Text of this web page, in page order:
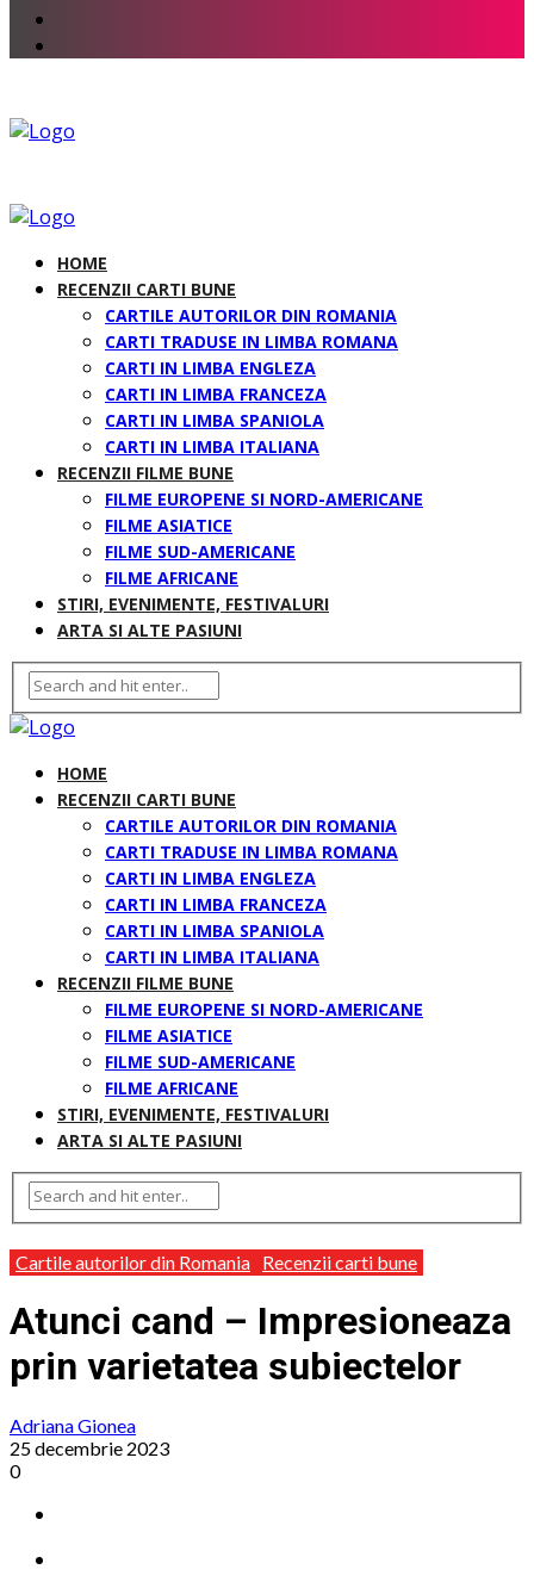
HOME
RECENZII CARTI BUNE
CARTILE AUTORILOR DIN ROMANIA
CARTI TRADUSE IN LIMBA ROMANA
CARTI IN LIMBA ENGLEZA
CARTI IN LIMBA FRANCEZA
CARTI IN LIMBA SPANIOLA
CARTI IN LIMBA ITALIANA
RECENZII FILME BUNE
FILME EUROPENE SI NORD-AMERICANE
FILME ASIATICE
FILME SUD-AMERICANE
FILME AFRICANE
STIRI, EVENIMENTE, FESTIVALURI
ARTA SI ALTE PASIUNI
HOME
RECENZII CARTI BUNE
CARTILE AUTORILOR DIN ROMANIA
CARTI TRADUSE IN LIMBA ROMANA
CARTI IN LIMBA ENGLEZA
CARTI IN LIMBA FRANCEZA
CARTI IN LIMBA SPANIOLA
CARTI IN LIMBA ITALIANA
RECENZII FILME BUNE
FILME EUROPENE SI NORD-AMERICANE
FILME ASIATICE
FILME SUD-AMERICANE
FILME AFRICANE
STIRI, EVENIMENTE, FESTIVALURI
ARTA SI ALTE PASIUNI
Cartile autorilor din Romania Recenzii carti bune
Atunci cand – Impresioneaza
prin varietatea subiectelor
Adriana Gionea
25 decembrie 2023
0